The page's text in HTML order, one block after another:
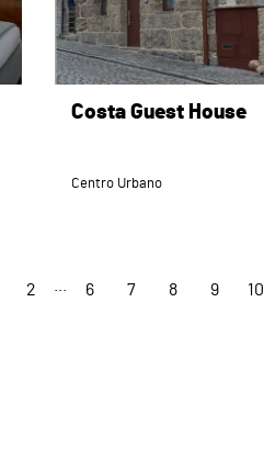
Costa Guest House
Centro Urbano
2 6 7 8 9 10